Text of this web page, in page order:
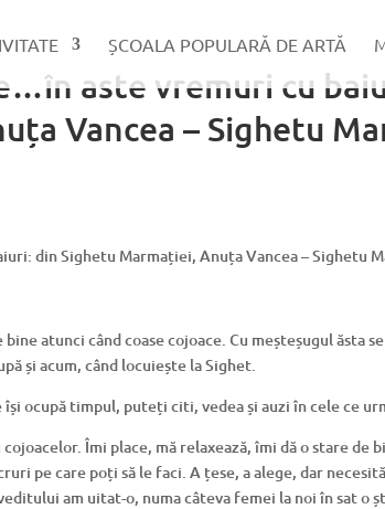
ȘCOALA POPULARĂ DE ARTĂ
aste vremuri cu
Vancea – Sighetu
atunci când coase cojoace. Cu meșteșugul ăsta
și acum, când locuiește la Sighet.
își ocupă timpul, puteți citi, vedea și auzi în cele ce
Îmi place, mă relaxează, îmi dă o stare de
pe care poți să le faci. A țese, a alege, dar
am uitat-o, numa câteva femei la noi în sat o